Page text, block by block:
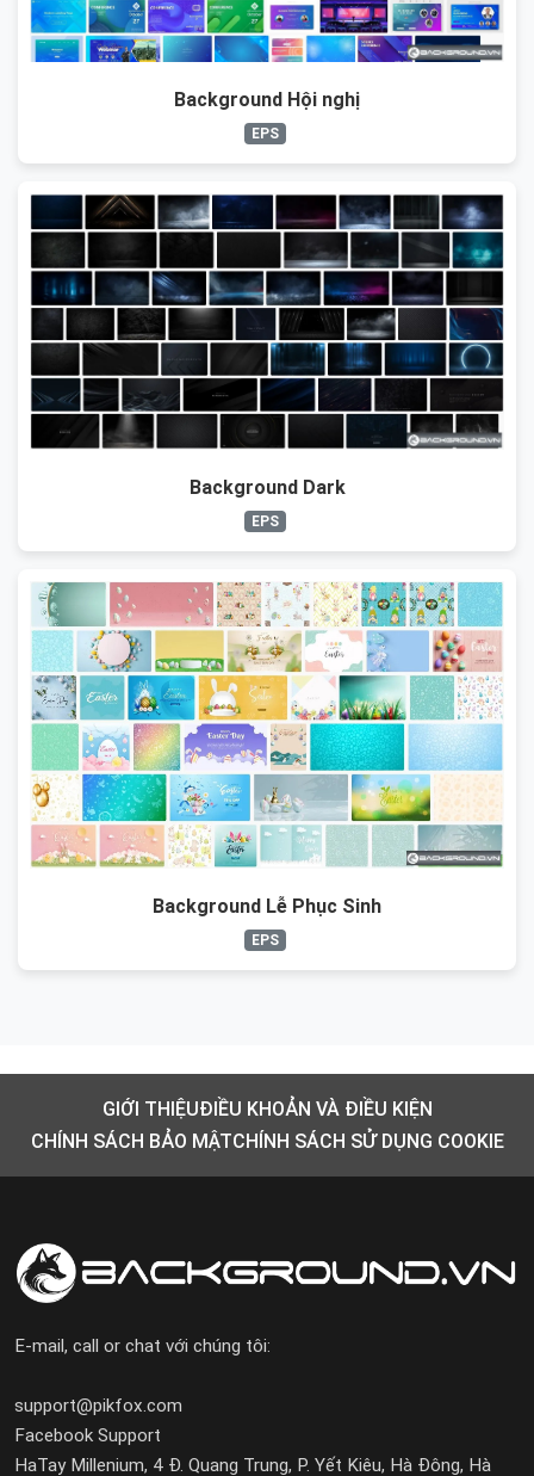
Background Hội nghị
EPS
Background Dark
EPS
Background Lễ Phục Sinh
EPS
GIỚI THIỆUĐIỀU KHOẢN VÀ ĐIỀU KIỆN
CHÍNH SÁCH BẢO MẬTCHÍNH SÁCH SỬ DỤNG COOKIE
E-mail, call or chat với chúng tôi:
support@pikfox.com
Facebook Support
HaTay Millenium, 4 Đ. Quang Trung, P. Yết Kiêu, Hà Đông, Hà